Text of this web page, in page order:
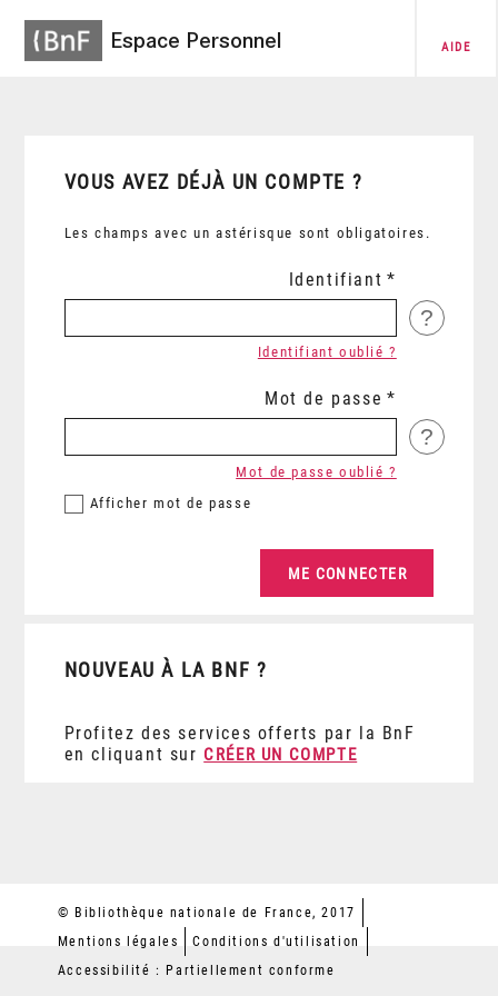
Espace Personnel AIDE
VOUS AVEZ DÉJÀ UN COMPTE ?
Les champs avec un astérisque sont obligatoires.
Identifiant
?
Identifiant oublié ?
Mot de passe
?
Afficher mot de passe
Mot de passe oublié ?
NOUVEAU À LA BNF ?
Profitez des services offerts par la BnF
en cliquant sur CRÉER UN COMPTE
© Bibliothèque nationale de France, 2017
Mentions légales
Conditions d'utilisation
Accessibilité : Partiellement conforme